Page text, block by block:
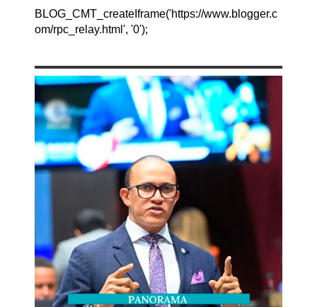
BLOG_CMT_createIframe('https://www.blogger.c
om/rpc_relay.html', '0');